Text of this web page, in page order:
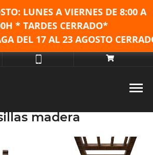
LUNES A VIERNES DE 8:00 A
* TARDES CERRADO*
DEL 17 AL 23 AGOSTO
madera